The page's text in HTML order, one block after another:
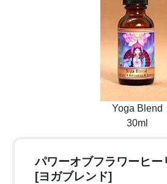
Yoga Blend
30ml
パワーオブフラワーヒー
[ヨガブレンド]